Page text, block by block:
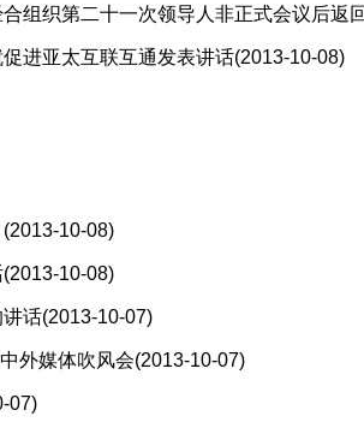
组织第二十一次领导人非正式会议后返
进亚太互联互通发表讲话(2013-10-08)
(2013-10-08)
(2013-10-08)
话(2013-10-07)
外媒体吹风会(2013-10-07)
07)